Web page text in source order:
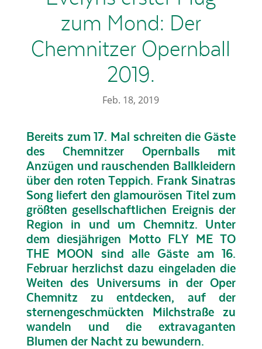
zum Mond: Der
Chemnitzer Opernball
2019.
Feb. 18, 2019
Bereits zum 17. Mal schreiten die Gäste
des Chemnitzer Opernballs mit
Anzügen und rauschenden Ballkleidern
über den roten Teppich. Frank Sinatras
Song liefert den glamourösen Titel zum
größten gesellschaftlichen Ereignis der
Region in und um Chemnitz. Unter
dem diesjährigen Motto FLY ME TO
THE MOON sind alle Gäste am 16.
Februar herzlichst dazu eingeladen die
Weiten des Universums in der Oper
Chemnitz zu entdecken, auf der
sternengeschmückten Milchstraße zu
wandeln und die extravaganten
Blumen der Nacht zu bewundern.